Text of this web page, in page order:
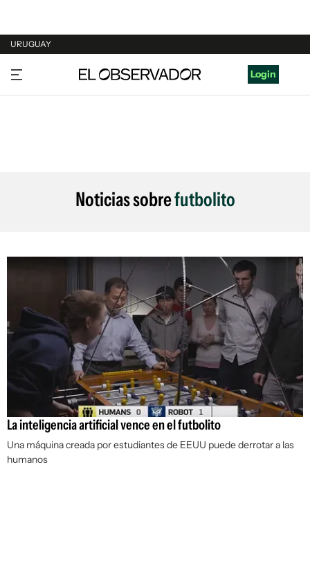
URUGUAY
URUGUAY
ARGENTINA
Login
Noticias sobrefutbolito
La inteligencia artificial vence en el futbolito
Una máquina creada por estudiantes de EEUU puede derrotar a las
humanos